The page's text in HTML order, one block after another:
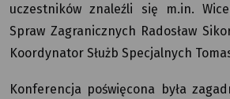
uczestników znaleźli się m.in.
Spraw Zagranicznych Radosław
Koordynator Służb Specjalnych
Konferencja poświęcona była